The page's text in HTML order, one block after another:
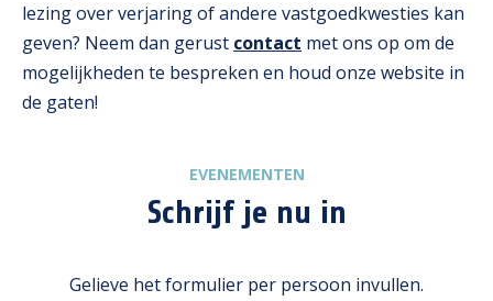
lezing over verjaring of andere vastgoedkwesties kan
geven? Neem dan gerust contact met ons op om de
mogelijkheden te bespreken en houd onze website in
de gaten!
EVENEMENTEN
Schrijf je nu in
Gelieve het formulier per persoon invullen.